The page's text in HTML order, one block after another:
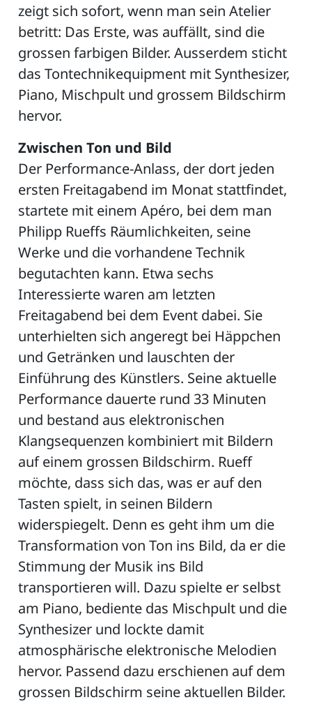
zeigt sich sofort, wenn man sein Atelier
betritt: Das Erste, was auffällt, sind die
grossen farbigen Bilder. Ausserdem sticht
das Tontechnikequipment mit Synthesizer,
Piano, Mischpult und grossem Bildschirm
hervor.
Zwischen Ton und Bild
Der Performance-Anlass, der dort jeden
ersten Freitagabend im Monat stattfindet,
startete mit einem Apéro, bei dem man
Philipp Rueffs Räumlichkeiten, seine
Werke und die vorhandene Technik
begutachten kann. Etwa sechs
Interessierte waren am letzten
Freitagabend bei dem Event dabei. Sie
unterhielten sich angeregt bei Häppchen
und Getränken und lauschten der
Einführung des Künstlers. Seine aktuelle
Performance dauerte rund 33 Minuten
und bestand aus elektronischen
Klangsequenzen kombiniert mit Bildern
auf einem grossen Bildschirm. Rueff
möchte, dass sich das, was er auf den
Tasten spielt, in seinen Bildern
widerspiegelt. Denn es geht ihm um die
Transformation von Ton ins Bild, da er die
Stimmung der Musik ins Bild
transportieren will. Dazu spielte er selbst
am Piano, bediente das Mischpult und die
Synthesizer und lockte damit
atmosphärische elektronische Melodien
hervor. Passend dazu erschienen auf dem
grossen Bildschirm seine aktuellen Bilder.